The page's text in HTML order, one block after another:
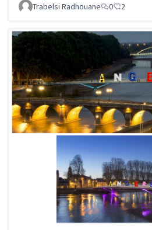
Trabelsi Radhouane 0 2